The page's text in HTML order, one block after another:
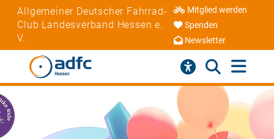
Allgemeiner Deutscher Fahrrad-
Club Landesverband Hessen e.
V.
Mitglied werden
Spenden
Newsletter